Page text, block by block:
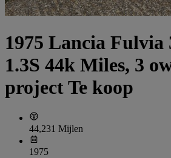
1975 Lancia Fulvia
1.3S 44k Miles, 3
project Te koop
44,231 Mijlen
1975